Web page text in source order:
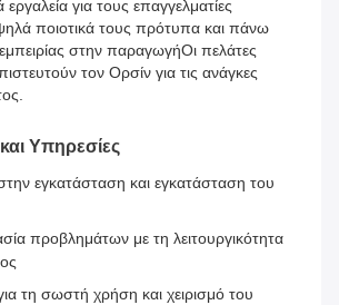
για τους επαγγελματίες
ποιοτικά τους πρότυπα και πάνω
στην παραγωγήΟι πελάτες
τον Ορσίν για τις ανάγκες
Υπηρεσίες
εγκατάσταση και εγκατάσταση του
προβλημάτων με τη λειτουργικότητα
τη σωστή χρήση και χειρισμό του